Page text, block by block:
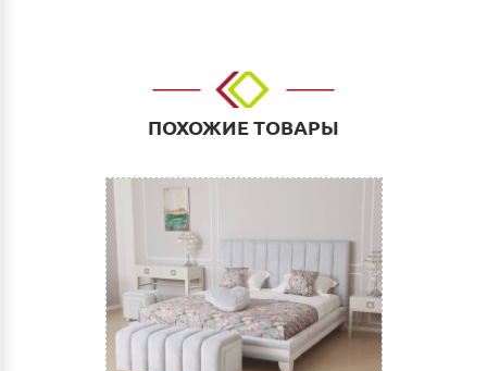
До транспортной компании: 700 руб. Мы работаем
такими транспортными компаниями как: ПЭК, СДЭК,
Деловые линии. Оплата услуг транспортной
Выгрузка и сборка
Подъем мебели до первого этажа или любого этажа
при наличии исправного лифта 400 руб., подъем без
лифта 200 руб/этаж.
Сборка мебели рассчитывается автоматически при
совершении заказа в интернет магазине и является
фиксированной- 3% от стоимости заказа.
ПОХОЖИЕ ТОВАРЫ